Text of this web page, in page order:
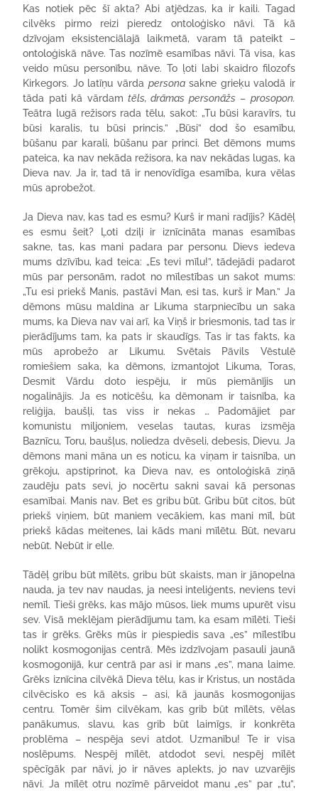
Kas notiek pēc šī akta? Abi atjēdzas, ka ir kaili. Tagad
cilvēks pirmo reizi pieredz ontoloģisko nāvi. Tā kā
dzīvojam eksistenciālajā laikmetā, varam tā pateikt –
ontoloģiskā nāve. Tas nozīmē esamības nāvi. Tā visa, kas
veido mūsu personību, nāve. To ļoti labi skaidro filozofs
Kirkegors. Jo latīņu vārda personasakne grieķu valodā ir
tāda pati kā vārdam tēls, drāmas personāžs – prosopon.
Teātra lugā režisors rada tēlu, sakot: „Tu būsi karavīrs, tu
būsi karalis, tu būsi princis.” „Būsi” dod šo esamību,
būšanu par karali, būšanu par princi. Bet dēmons mums
pateica, ka nav nekāda režisora, ka nav nekādas lugas, ka
Dieva nav. Ja ir, tad tā ir nenovīdīga esamība, kura vēlas
mūs aprobežot.
Ja Dieva nav, kas tad es esmu? Kurš ir mani radījis? Kādēļ
es esmu šeit? Ļoti dziļi ir iznīcināta manas esamības
sakne, tas, kas mani padara par personu. Dievs iedeva
mums dzīvību, kad teica: „Es tevi mīlu!”, tādejādi padarot
mūs par personām, radot no mīlestības un sakot mums:
„Tu esi priekš Manis, pastāvi Man, esi tas, kurš ir Man.” Ja
dēmons mūsu maldina ar Likuma starpniecību un saka
mums, ka Dieva nav vai arī, ka Viņš ir briesmonis, tad tas ir
pierādījums tam, ka pats ir skaudīgs. Tas ir tas fakts, ka
mūs aprobežo ar Likumu. Svētais Pāvils Vēstulē
romiešiem saka, ka dēmons, izmantojot Likuma, Toras,
Desmit Vārdu doto iespēju, ir mūs piemānījis un
nogalinājis. Ja es noticēšu, ka dēmonam ir taisnība, ka
reliģija, baušļi, tas viss ir nekas … Padomājiet par
komunistu miljoniem, veselas tautas, kuras izsmēja
Baznīcu, Toru, baušļus, noliedza dvēseli, debesis, Dievu. Ja
dēmons mani māna un es noticu, ka viņam ir taisnība, un
grēkoju, apstiprinot, ka Dieva nav, es ontoloģiskā ziņā
zaudēju pats sevi, jo nocērtu sakni savai kā personas
esamībai. Manis nav. Bet es gribu būt. Gribu būt citos, būt
priekš viņiem, būt maniem vecākiem, kas mani mīl, būt
priekš kādas meitenes, lai kāds mani mīlētu. Būt, nevaru
nebūt. Nebūt ir elle.
Tādēļ gribu būt mīlēts, gribu būt skaists, man ir jānopelna
nauda, ja tev nav naudas, ja neesi inteliģents, neviens tevi
nemīl. Tieši grēks, kas mājo mūsos, liek mums upurēt visu
sev. Visā meklējam pierādījumu tam, ka esam mīlēti. Tieši
tas ir grēks. Grēks mūs ir piespiedis sava „es” mīlestību
nolikt kosmogonijas centrā. Mēs izdzīvojam pasauli jaunā
kosmogonijā, kur centrā par asi ir mans „es”, mana laime.
Grēks iznīcina cilvēkā Dieva tēlu, kas ir Kristus, un nostāda
cilvēcisko es kā aksis – asi, kā jaunās kosmogonijas
centru. Tomēr šim cilvēkam, kas grib būt mīlēts, vēlas
panākumus, slavu, kas grib būt laimīgs, ir konkrēta
problēma – nespēja sevi atdot. Uzmanību! Te ir visa
noslēpums. Nespēj mīlēt, atdodot sevi, nespēj mīlēt
spēcīgāk par nāvi, jo ir nāves aplekts, jo nav uzvarējis
nāvi. Ja mīlēt otru nozīmē pārveidot manu „es” par „tu”,